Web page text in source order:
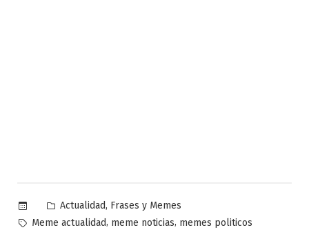
Publicado
en
Actualidad, Frases y Memes
Etiquetas:
Meme actualidad, meme noticias, memes politicos